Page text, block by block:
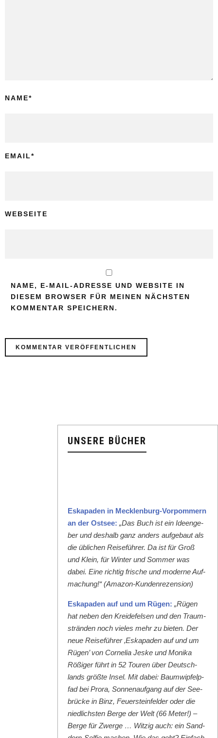
NAME*
EMAIL*
WEBSEITE
NAME, E-MAIL-ADRESSE UND WEBSITE IN
DIESEM BROWSER FÜR MEINEN NÄCHSTEN
KOMMENTAR SPEICHERN.
UNSERE BÜCHER
Eska­paden in Meck­len­burg-Vor­pom­mern
an der Ost­see: „Das Buch ist ein Ideenge­
ber und deshalb ganz anders aufge­baut als
die üblichen Reise­führer. Da ist für Groß
und Klein, für Win­ter und Som­mer was
dabei. Eine richtig frische und mod­erne Auf­
machung!“ (Ama­zon-Kun­den­rezen­sion)
Eska­paden auf und um Rügen: „Rügen
hat neben den Krei­de­felsen und den Traum­
strän­den noch vieles mehr zu bieten. Der
neue Reise­führer ‚Eska­paden auf und um
Rügen’ von Cor­nelia Jeske und Moni­ka
Rößiger führt in 52 Touren über Deutsch­
lands größte Insel. Mit dabei: Baumwipfelp­
fad bei Pro­ra, Son­nenauf­gang auf der See­
brücke in Binz, Feuer­ste­in­felder oder die
niedlich­sten Berge der Welt (66 Meter!) –
Berge für Zwerge … Witzig auch: ein Sand­